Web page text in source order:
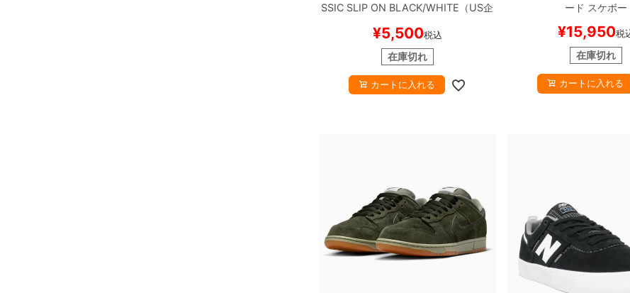
SSIC SLIP ON BLACK/WHITE（US企
¥5,500税込
在庫切れ
カートに入れる
ード スケボー
¥15,950税
在庫切れ
カートに入れる